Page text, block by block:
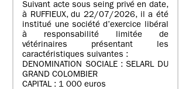
Suivant acte sous seing privé en date,
à RUFFIEUX, du 22/07/2026, il a été
institué une société d’exercice libéral
à responsabilité limitée de
vétérinaires présentant les
caractéristiques suivantes :
DENOMINATION SOCIALE : SELARL DU
GRAND COLOMBIER
CAPITAL : 1 000 euros